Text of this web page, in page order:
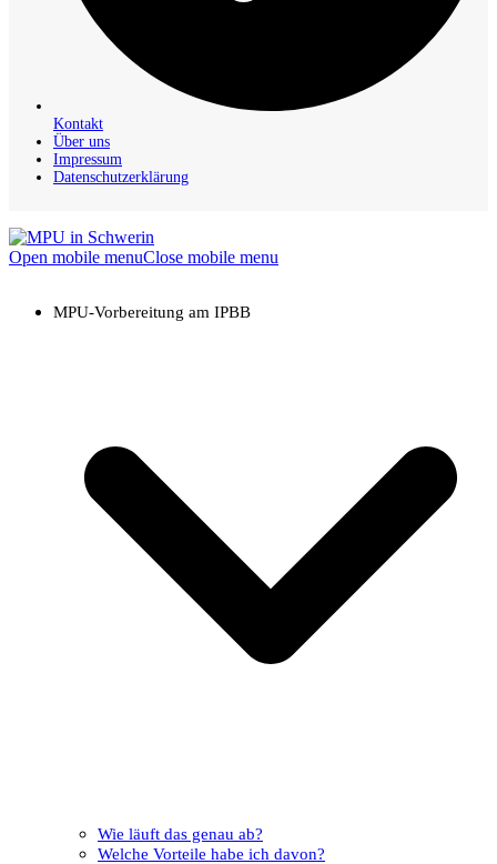
Kontakt
Über uns
Impressum
Datenschutzerklärung
Open mobile menuClose mobile menu
MPU-Vorbereitung am IPBB
Wie läuft das genau ab?
Welche Vorteile habe ich davon?